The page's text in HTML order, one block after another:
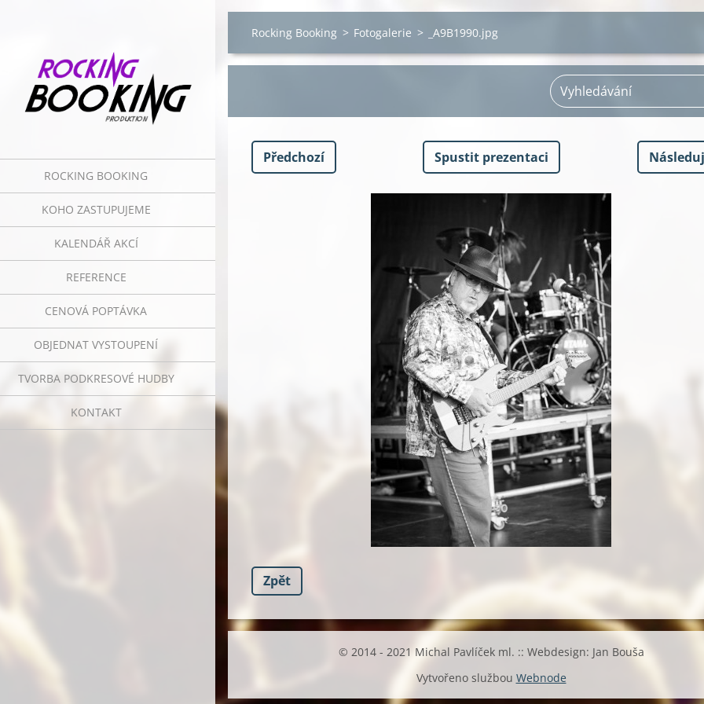
ROCKING BOOKING
KOHO ZASTUPUJEME
KALENDÁŘ AKCÍ
REFERENCE
CENOVÁ POPTÁVKA
OBJEDNAT VYSTOUPENÍ
TVORBA PODKRESOVÉ HUDBY
KONTAKT
Rocking Booking > Fotogalerie > _A9B1990.jpg
Předchozí Spustit prezentaci
Zpět
© 2014 - 2021 Michal Pavlíček ml. :: Webdesign: Jan Bouša
Vytvořeno službou Webnode